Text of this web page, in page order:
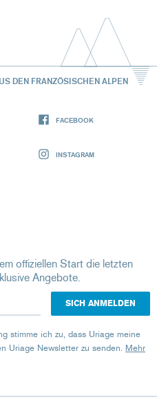
DEN FRANZÖSISCHEN ALPEN
FACEBOOK
INSTAGRAM
offiziellen Start die letzten
Angebote.
stimme ich zu, dass Uriage meine
Uriage Newsletter zu senden. Mehr